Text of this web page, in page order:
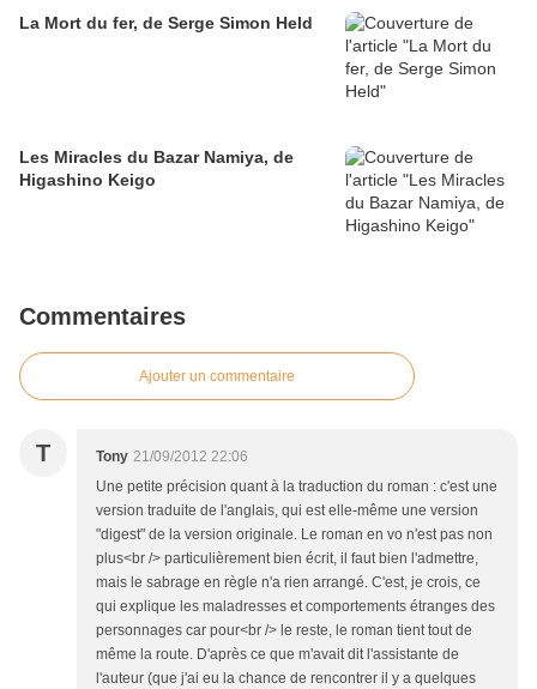
La Mort du fer, de Serge Simon Held
Les Miracles du Bazar Namiya, de
Higashino Keigo
Commentaires
Ajouter un commentaire
T Tony 21/09/2012 22:06
Une petite précision quant à la traduction du roman : c'est une
version traduite de l'anglais, qui est elle-même une version
"digest" de la version originale. Le roman en vo n'est pas non
plus<br /> particulièrement bien écrit, il faut bien l'admettre,
mais le sabrage en règle n'a rien arrangé. C'est, je crois, ce
qui explique les maladresses et comportements étranges des
personnages car pour<br /> le reste, le roman tient tout de
même la route. D'après ce que m'avait dit l'assistante de
l'auteur (que j'ai eu la chance de rencontrer il y a quelques